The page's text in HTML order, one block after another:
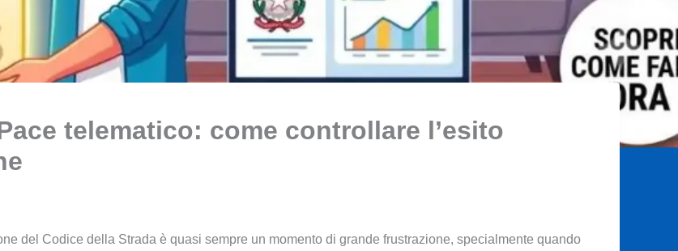
telematico: come controllare l’esito
del Codice della Strada è quasi sempre un momento di grande frustrazione, specialmente quando